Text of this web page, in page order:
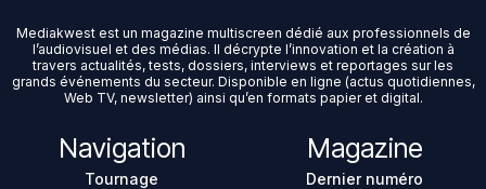
Mediakwest est un magazine multiscreen dédié aux professionnels de
l’audiovisuel et des médias. Il décrypte l’innovation et la création à
travers actualités, tests, dossiers, interviews et reportages sur les
grands événements du secteur. Disponible en ligne (actus quotidiennes,
Web TV, newsletter) ainsi qu’en formats papier et digital.
Navigation
Tournage
Magazine
Dernier numéro